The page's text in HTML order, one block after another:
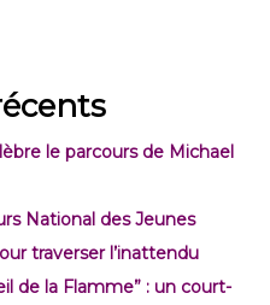
le parcours de Michael
National des Jeunes
traverser l’inattendu
de la Flamme” : un court-